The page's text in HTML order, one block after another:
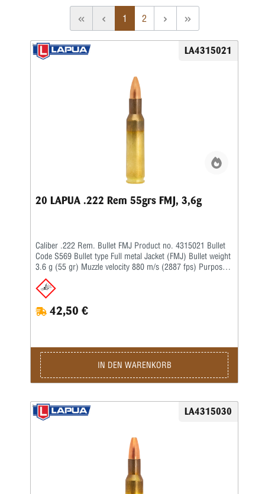
1 2
LA4315021
20 LAPUA .222 Rem 55grs FMJ, 3,6g
Caliber .222 Rem. Bullet FMJ Product no. 4315021 Bullet
Code S569 Bullet type Full metal Jacket (FMJ) Bullet weight
3.6 g (55 gr) Muzzle velocity 880 m/s (2887 fps) Purpose
42,50 €
IN DEN WARENKORB
LA4315030